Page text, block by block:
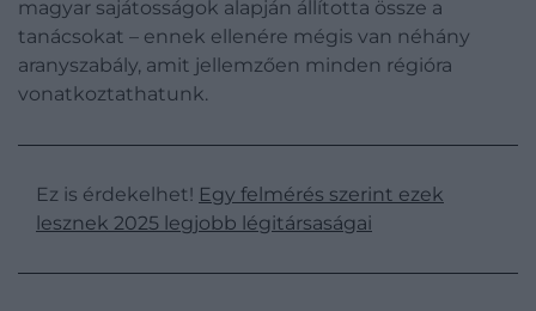
magyar sajátosságok alapján állította össze a
tanácsokat – ennek ellenére mégis van néhány
aranyszabály, amit jellemzően minden régióra
vonatkoztathatunk.
Ez is érdekelhet! Egy felmérés szerint ezek
lesznek 2025 legjobb légitársaságai